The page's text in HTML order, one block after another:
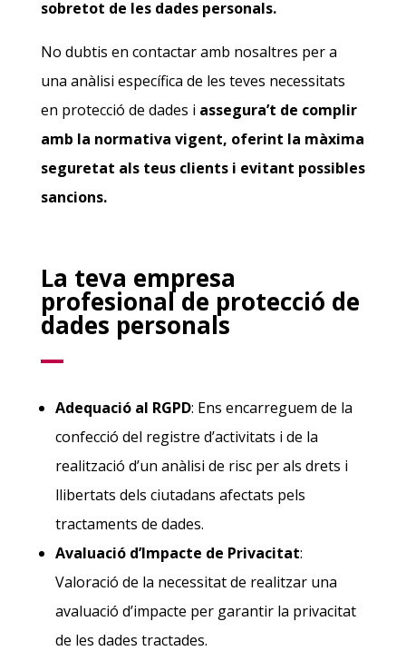
sobretot de les dades personals.
No dubtis en contactar amb nosaltres per a
una anàlisi específica de les teves necessitats
en protecció de dades i assegura’t de complir
amb la normativa vigent, oferint la màxima
seguretat als teus clients i evitant possibles
sancions.
La teva empresa
profesional de protecció de
dades personals
Adequació al RGPD: Ens encarreguem de la
confecció del registre d’activitats i de la
realització d’un anàlisi de risc per als drets i
llibertats dels ciutadans afectats pels
tractaments de dades.
Avaluació d’Impacte de Privacitat:
Valoració de la necessitat de realitzar una
avaluació d’impacte per garantir la privacitat
de les dades tractades.